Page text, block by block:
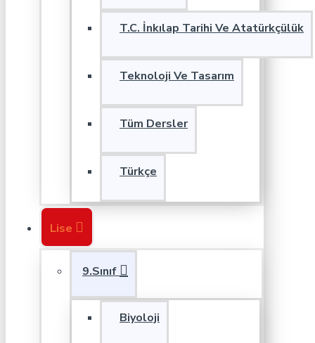
T.C. İnkılap Tarihi Ve Atatürkçülük
Teknoloji Ve Tasarım
Tüm Dersler
Türkçe
Lise
9.Sınıf
Biyoloji